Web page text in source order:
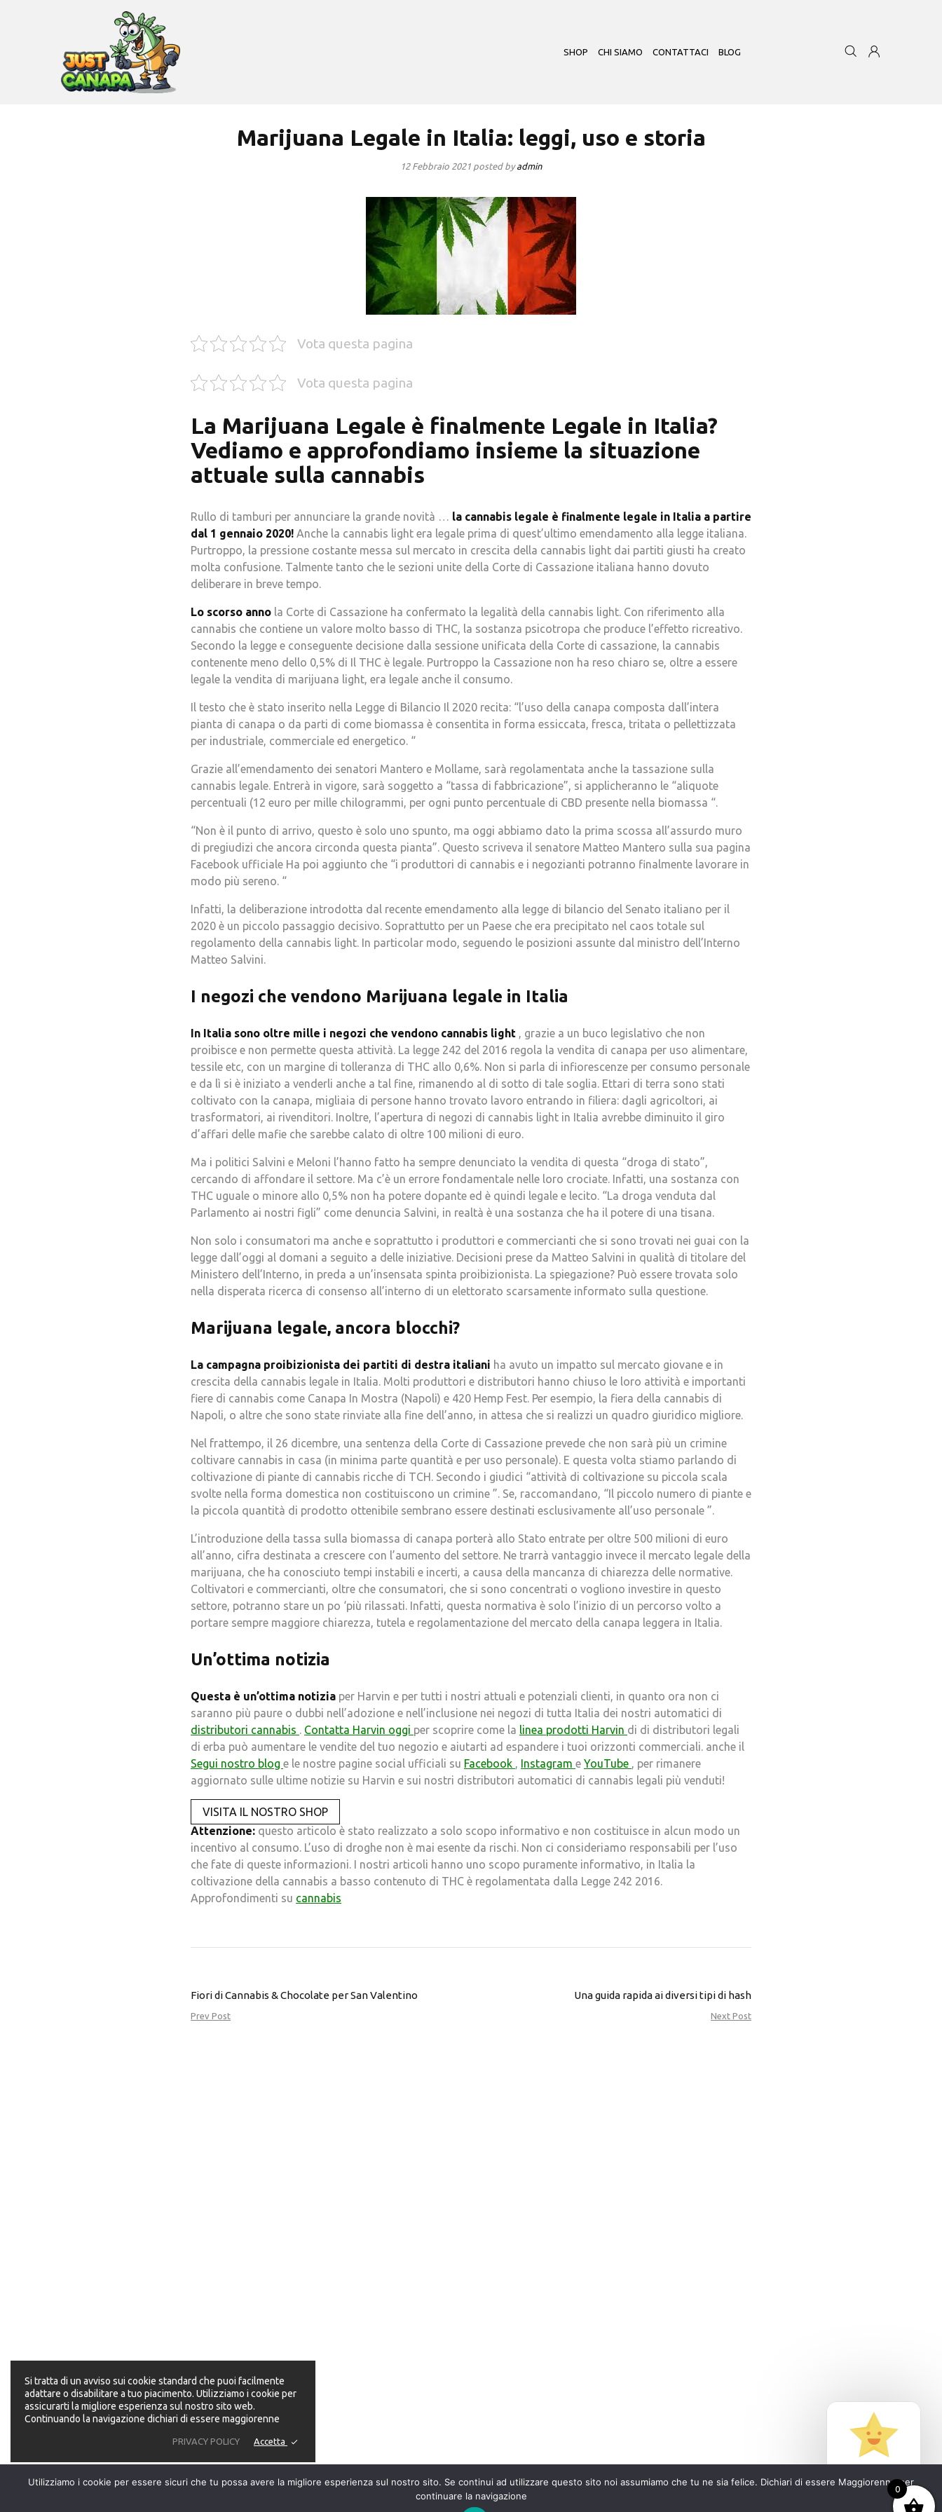
SHOP CHI SIAMO CONTATTACI BLOG
Marijuana Legale in Italia: leggi, uso e storia
12 Febbraio 2021 posted byadmin
Vota questa pagina
Vota questa pagina
La Marijuana Legale è finalmente Legale in Italia?
Vediamo e approfondiamo insieme la situazione
attuale sulla cannabis
Rullo di tamburi per annunciare la grande novità … la cannabis legale è finalmente legale in Italia a partire
dal 1 gennaio 2020! Anche la cannabis light era legale prima di quest’ultimo emendamento alla legge italiana.
Purtroppo, la pressione costante messa sul mercato in crescita della cannabis light dai partiti giusti ha creato
molta confusione. Talmente tanto che le sezioni unite della Corte di Cassazione italiana hanno dovuto
deliberare in breve tempo.
Lo scorso anno la Corte di Cassazione ha confermato la legalità della cannabis light. Con riferimento alla
cannabis che contiene un valore molto basso di THC, la sostanza psicotropa che produce l’effetto ricreativo.
Secondo la legge e conseguente decisione dalla sessione unificata della Corte di cassazione, la cannabis
contenente meno dello 0,5% di Il THC è legale. Purtroppo la Cassazione non ha reso chiaro se, oltre a essere
legale la vendita di marijuana light, era legale anche il consumo.
Il testo che è stato inserito nella Legge di Bilancio Il 2020 recita: “l’uso della canapa composta dall’intera
pianta di canapa o da parti di come biomassa è consentita in forma essiccata, fresca, tritata o pellettizzata
per industriale, commerciale ed energetico. “
Grazie all’emendamento dei senatori Mantero e Mollame, sarà regolamentata anche la tassazione sulla
cannabis legale. Entrerà in vigore, sarà soggetto a “tassa di fabbricazione”, si applicheranno le “aliquote
percentuali (12 euro per mille chilogrammi, per ogni punto percentuale di CBD presente nella biomassa “.
“Non è il punto di arrivo, questo è solo uno spunto, ma oggi abbiamo dato la prima scossa all’assurdo muro
di pregiudizi che ancora circonda questa pianta”. Questo scriveva il senatore Matteo Mantero sulla sua pagina
Facebook ufficiale Ha poi aggiunto che “i produttori di cannabis e i negozianti potranno finalmente lavorare in
modo più sereno. “
Infatti, la deliberazione introdotta dal recente emendamento alla legge di bilancio del Senato italiano per il
2020 è un piccolo passaggio decisivo. Soprattutto per un Paese che era precipitato nel caos totale sul
regolamento della cannabis light. In particolar modo, seguendo le posizioni assunte dal ministro dell’Interno
Matteo Salvini.
I negozi che vendono Marijuana legale in Italia
In Italia sono oltre mille i negozi che vendono cannabis light
, grazie a un buco legislativo che non
proibisce e non permette questa attività. La legge 242 del 2016 regola la vendita di canapa per uso alimentare,
tessile etc, con un margine di tolleranza di THC allo 0,6%. Non si parla di infiorescenze per consumo personale
e da lì si è iniziato a venderli anche a tal fine, rimanendo al di sotto di tale soglia. Ettari di terra sono stati
coltivato con la canapa, migliaia di persone hanno trovato lavoro entrando in filiera: dagli agricoltori, ai
trasformatori, ai rivenditori. Inoltre, l’apertura di negozi di cannabis light in Italia avrebbe diminuito il giro
d’affari delle mafie che sarebbe calato di oltre 100 milioni di euro.
Ma i politici Salvini e Meloni l’hanno fatto ha sempre denunciato la vendita di questa “droga di stato”,
cercando di affondare il settore. Ma c’è un errore fondamentale nelle loro crociate. Infatti, una sostanza con
THC uguale o minore allo 0,5% non ha potere dopante ed è quindi legale e lecito. “La droga venduta dal
Parlamento ai nostri figli” come denuncia Salvini, in realtà è una sostanza che ha il potere di una tisana.
Non solo i consumatori ma anche e soprattutto i produttori e commercianti che si sono trovati nei guai con la
legge dall’oggi al domani a seguito a delle iniziative. Decisioni prese da Matteo Salvini in qualità di titolare del
Ministero dell’Interno, in preda a un’insensata spinta proibizionista. La spiegazione? Può essere trovata solo
nella disperata ricerca di consenso all’interno di un elettorato scarsamente informato sulla questione.
Marijuana legale, ancora blocchi?
La campagna proibizionista dei partiti di destra italiani ha avuto un impatto sul mercato giovane e in
crescita della cannabis legale in Italia. Molti produttori e distributori hanno chiuso le loro attività e importanti
fiere di cannabis come Canapa In Mostra (Napoli) e 420 Hemp Fest. Per esempio, la fiera della cannabis di
Napoli, o altre che sono state rinviate alla fine dell’anno, in attesa che si realizzi un quadro giuridico migliore.
Nel frattempo, il 26 dicembre, una sentenza della Corte di Cassazione prevede che non sarà più un crimine
coltivare cannabis in casa (in minima parte quantità e per uso personale). E questa volta stiamo parlando di
coltivazione di piante di cannabis ricche di TCH. Secondo i giudici “attività di coltivazione su piccola scala
svolte nella forma domestica non costituiscono un crimine ”. Se, raccomandano, “Il piccolo numero di piante e
la piccola quantità di prodotto ottenibile sembrano essere destinati esclusivamente all’uso personale ”.
L’introduzione della tassa sulla biomassa di canapa porterà allo Stato entrate per oltre 500 milioni di euro
all’anno, cifra destinata a crescere con l’aumento del settore. Ne trarrà vantaggio invece il mercato legale della
marijuana, che ha conosciuto tempi instabili e incerti, a causa della mancanza di chiarezza delle normative.
Coltivatori e commercianti, oltre che consumatori, che si sono concentrati o vogliono investire in questo
settore, potranno stare un po ‘più rilassati. Infatti, questa normativa è solo l’inizio di un percorso volto a
portare sempre maggiore chiarezza, tutela e regolamentazione del mercato della canapa leggera in Italia.
Un’ottima notizia
Questa è un’ottima notizia per Harvin e per tutti i nostri attuali e potenziali clienti, in quanto ora non ci
saranno più paure o dubbi nell’adozione e nell’inclusione nei negozi di tutta Italia dei nostri automatici di
distributori cannabis
Contatta Harvin oggi per scoprire come la linea prodotti Harvin di di distributori legali
di erba può aumentare le vendite del tuo negozio e aiutarti ad espandere i tuoi orizzonti commerciali. anche il
Segui nostro blog e le nostre pagine social ufficiali su Facebook Instagram e YouTube
, per rimanere
aggiornato sulle ultime notizie su Harvin e sui nostri distributori automatici di cannabis legali più venduti!
VISITA IL NOSTRO SHOP
Attenzione: questo articolo è stato realizzato a solo scopo informativo e non costituisce in alcun modo un
incentivo al consumo. L’uso di droghe non è mai esente da rischi. Non ci consideriamo responsabili per l’uso
che fate di queste informazioni. I nostri articoli hanno uno scopo puramente informativo, in Italia la
coltivazione della cannabis a basso contenuto di THC è regolamentata dalla Legge 242 2016.
Approfondimenti su cannabis
Fiori di Cannabis & Chocolate per San Valentino
Prev Post
Una guida rapida ai diversi tipi di hash
Next Post
Si tratta di un avviso sui cookie standard che puoi facilmente
adattare o disabilitare a tuo piacimento. Utilizziamo i cookie per
assicurarti la migliore esperienza sul nostro sito web.
Continuando la navigazione dichiari di essere maggiorenne
PRIVACY POLICY Accetta
0
Utilizziamo i cookie per essere sicuri che tu possa avere la migliore esperienza sul nostro sito. Se continui ad utilizzare questo sito noi assumiamo che tu ne sia felice. Dichiari di essere Maggiorenne per
continuare la navigazione